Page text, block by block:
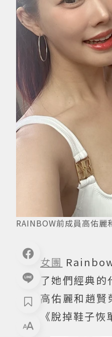
RAINBOW前成員高佑
女團
了她們經典
高佑麗和趙
《脫掉鞋子